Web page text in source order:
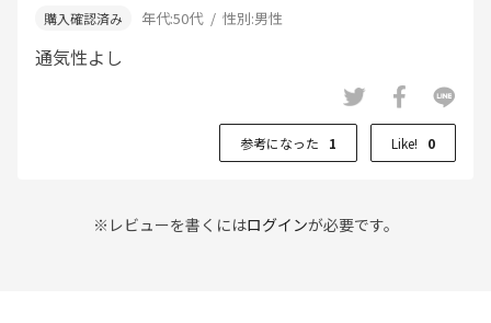
年代:50代 性別:男性
通気性よし
参考になった 1 Like! 0
※レビューを書くにはログインが必要です。